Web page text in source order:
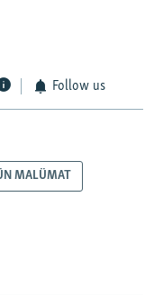
Follow us
MALÜMAT